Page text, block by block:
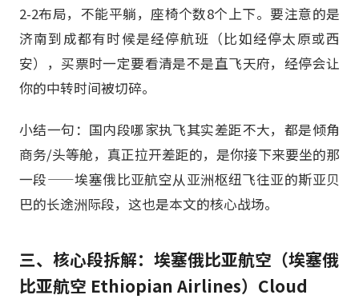
2-2布局，不能平躺，座椅个数8个上下。要注意的是
济南到成都有时候是经停航班（比如经停太原或西
安），买票时一定要看清是不是直飞天府，经停会让
你的中转时间被切碎。
小结一句：国内段哪家执飞其实差距不大，都是倾角
商务/头等舱，真正拉开差距的，是你接下来要坐的那
一段——埃塞俄比亚航空从亚洲枢纽飞往亚的斯亚贝
巴的长途洲际段，这也是本文的核心战场。
三、核心段拆解：埃塞俄比亚航空（埃塞俄
比亚航空 Ethiopian Airlines）Cloud